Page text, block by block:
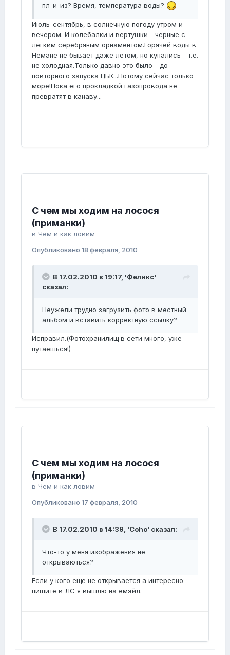
пл-и-из? Время, температура воды?
Июль-сентябрь, в солнечную погоду утром и
вечером. И колебалки и вертушки - черные с
легким серебряным орнаментом.Горячей воды в
Немане не бывает даже летом, но купались - т.е.
не холодная.Только давно это было - до
повторного запуска ЦБК...Потому сейчас только
море!Пока его прокладкой газопровода не
превратят в канаву...
C чем мы ходим на лосося
(приманки)
в Чем и как ловим
Опубликовано 18 февраля, 2010
В 17.02.2010 в 19:17, 'Феликс'
сказал:
Неужели трудно загрузить фото в местный
альбом и вставить корректную ссылку?
Исправил.(Фотохранилищ в сети много, уже
путаешься!)
C чем мы ходим на лосося
(приманки)
в Чем и как ловим
Опубликовано 17 февраля, 2010
В 17.02.2010 в 14:39, 'Coho' сказал:
Что-то у меня изображения не
открываються?
Если у кого еще не открывается а интересно -
пишите в ЛС я вышлю на емэйл.